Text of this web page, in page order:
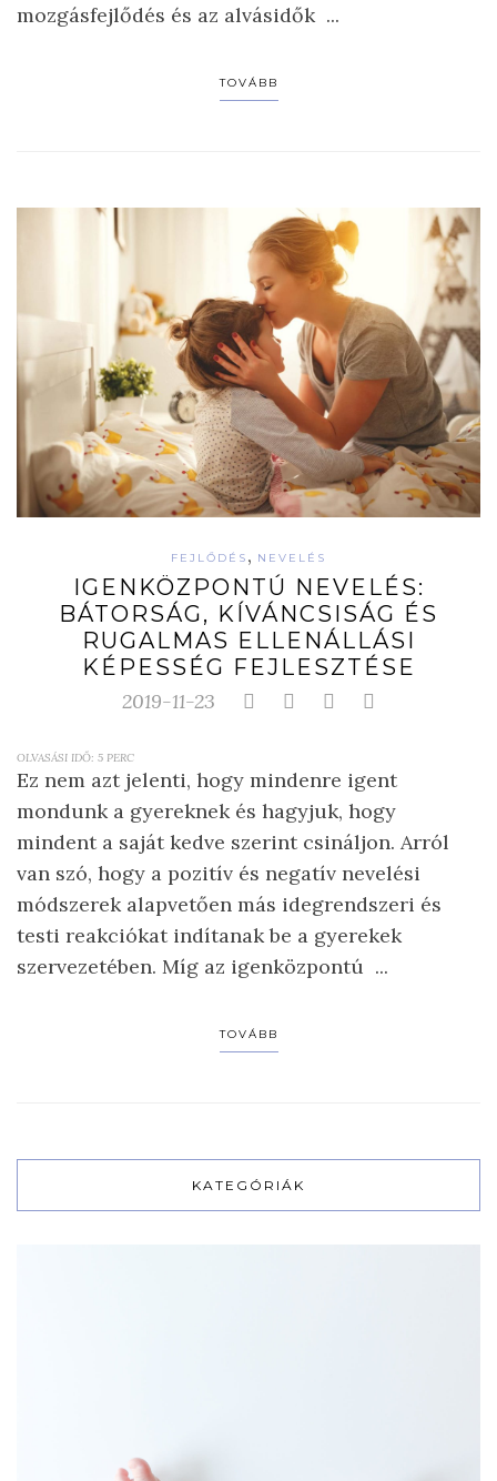
mozgásfejlődés és az alvásidők ...
TOVÁBB
FEJLŐDÉS , NEVELÉS
IGENKÖZPONTÚ NEVELÉS:
BÁTORSÁG, KÍVÁNCSISÁG ÉS
RUGALMAS ELLENÁLLÁSI
KÉPESSÉG FEJLESZTÉSE
2019-11-23
OLVASÁSI IDŐ: 5 PERC
Ez nem azt jelenti, hogy mindenre igent
mondunk a gyereknek és hagyjuk, hogy
mindent a saját kedve szerint csináljon. Arról
van szó, hogy a pozitív és negatív nevelési
módszerek alapvetően más idegrendszeri és
testi reakciókat indítanak be a gyerekek
szervezetében. Míg az igenközpontú ...
TOVÁBB
KATEGÓRIÁK